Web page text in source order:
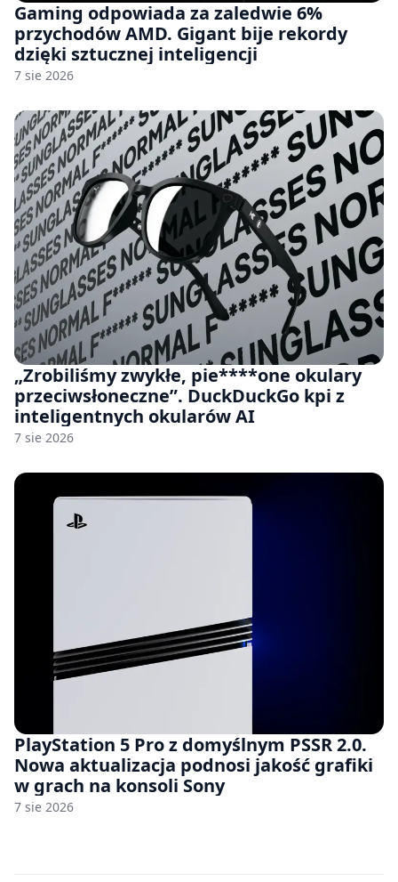
Gaming odpowiada za zaledwie 6%
przychodów AMD. Gigant bije rekordy
dzięki sztucznej inteligencji
7 sie 2026
„Zrobiliśmy zwykłe, pie****one okulary
przeciwsłoneczne”. DuckDuckGo kpi z
inteligentnych okularów AI
7 sie 2026
PlayStation 5 Pro z domyślnym PSSR 2.0.
Nowa aktualizacja podnosi jakość grafiki
w grach na konsoli Sony
7 sie 2026